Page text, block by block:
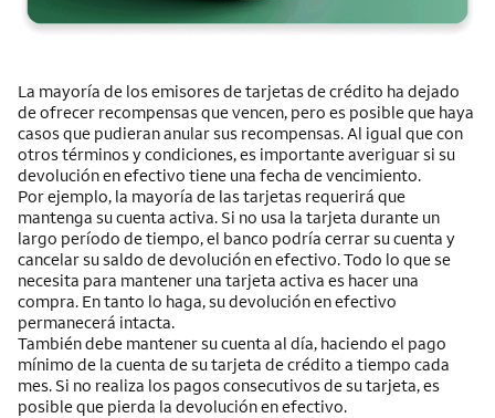
La mayoría de los emisores de tarjetas de crédito ha dejado
de ofrecer recompensas que vencen, pero es posible que haya
casos que pudieran anular sus recompensas. Al igual que con
otros términos y condiciones, es importante averiguar si su
devolución en efectivo tiene una fecha de vencimiento.
Por ejemplo, la mayoría de las tarjetas requerirá que
mantenga su cuenta activa. Si no usa la tarjeta durante un
largo período de tiempo, el banco podría cerrar su cuenta y
cancelar su saldo de devolución en efectivo. Todo lo que se
necesita para mantener una tarjeta activa es hacer una
compra. En tanto lo haga, su devolución en efectivo
permanecerá intacta.
También debe mantener su cuenta al día, haciendo el pago
mínimo de la cuenta de su tarjeta de crédito a tiempo cada
mes. Si no realiza los pagos consecutivos de su tarjeta, es
posible que pierda la devolución en efectivo.